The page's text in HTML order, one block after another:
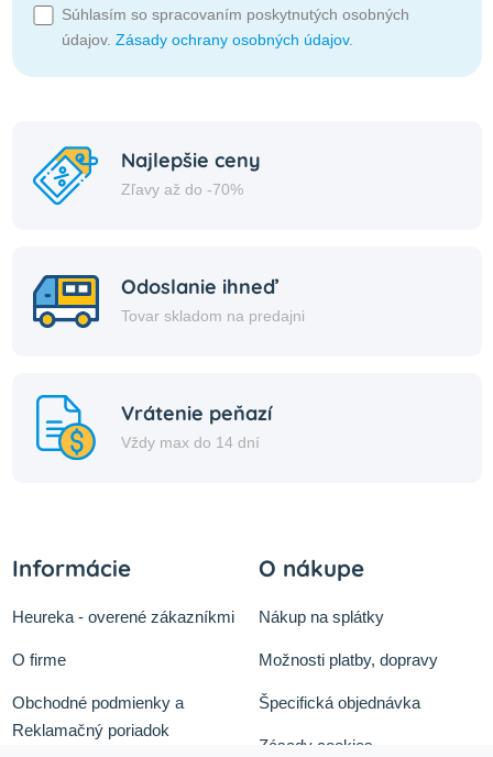
Súhlasím so spracovaním poskytnutých osobných
údajov. Zásady ochrany osobných údajov.
Najlepšie ceny
Zľavy až do -70%
Odoslanie ihneď
Tovar skladom na predajni
Vrátenie peňazí
Vždy max do 14 dní
Informácie
Heureka - overené zákazníkmi
O firme
Obchodné podmienky a
Reklamačný poriadok
O nákupe
Nákup na splátky
Možnosti platby, dopravy
Špecifická objednávka
Zásady cookies